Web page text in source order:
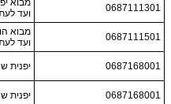
0687111301
מבוא
ועד
0687111501
מבוא
ועד
0687168001 יפנית
0687168001 יפנית